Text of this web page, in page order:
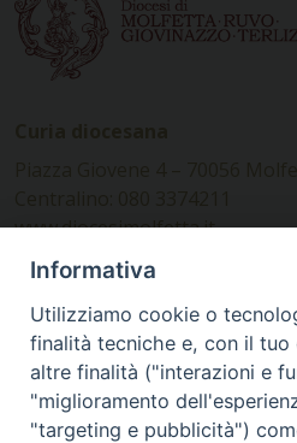
www.diocesimolfetta.it –
Ufficio Comunicazioni sociali
Piazza Giovene 4 – 70056
Informativa
Utilizziamo cookie o
finalità tecniche e, con il tuo
altre finalità ("interazioni e
"miglioramento
"targeting e pubblicità")